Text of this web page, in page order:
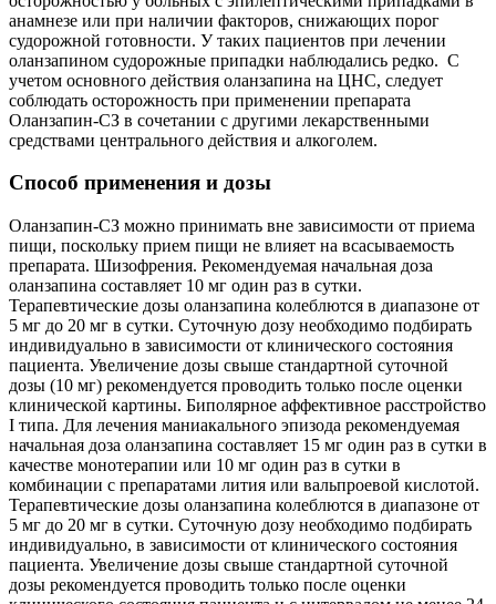
анамнезе или при наличии факторов, снижающих порог
судорожной готовности. У таких пациентов при лечении
оланзапином судорожные припадки наблюдались редко. С
учетом основного действия оланзапина на ЦНС, следует
соблюдать осторожность при применении препарата
Оланзапин-СЗ в сочетании с другими лекарственными
средствами центрального действия и алкоголем.
Способ применения и дозы
Оланзапин-СЗ можно принимать вне зависимости от приема
пищи, поскольку прием пищи не влияет на всасываемость
препарата. Шизофрения. Рекомендуемая начальная доза
оланзапина составляет 10 мг один раз в сутки.
Терапевтические дозы оланзапина колеблются в диапазоне от
5 мг до 20 мг в сутки. Суточную дозу необходимо подбирать
индивидуально в зависимости от клинического состояния
пациента. Увеличение дозы свыше стандартной суточной
дозы (10 мг) рекомендуется проводить только после оценки
клинической картины. Биполярное аффективное расстройство
I типа. Для лечения маниакального эпизода рекомендуемая
начальная доза оланзапина составляет 15 мг один раз в сутки в
качестве монотерапии или 10 мг один раз в сутки в
комбинации с препаратами лития или вальпроевой кислотой.
Терапевтические дозы оланзапина колеблются в диапазоне от
5 мг до 20 мг в сутки. Суточную дозу необходимо подбирать
индивидуально, в зависимости от клинического состояния
пациента. Увеличение дозы свыше стандартной суточной
дозы рекомендуется проводить только после оценки